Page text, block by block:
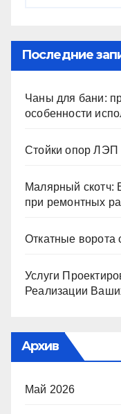
Последние
Чаны для бани:
особенности
Стойки опор ЛЭП
Малярный
при ремонтных
Откатные ворота
Услуги
Реализации
Архив
Май 2026